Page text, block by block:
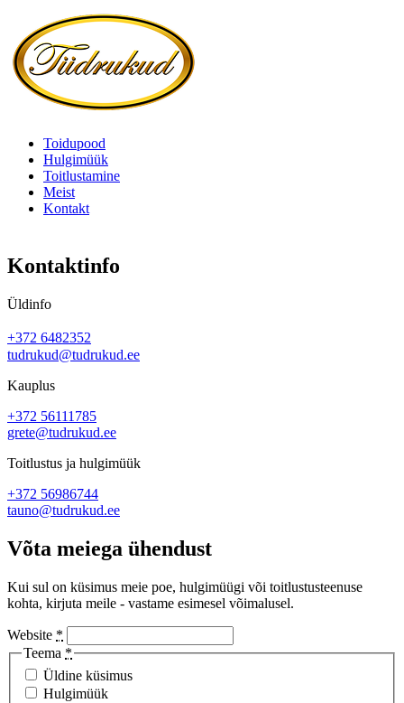
Toidupood
Hulgimüük
Toitlustamine
Meist
Kontakt
Kontaktinfo
Üldinfo
+372 6482352
tudrukud@tudrukud.ee
Kauplus
+372 56111785
grete@tudrukud.ee
Toitlustus ja hulgimüük
+372 56986744
tauno@tudrukud.ee
Võta meiega ühendust
Kui sul on küsimus meie poe, hulgimüügi või toitlustusteenuse
kohta, kirjuta meile - vastame esimesel võimalusel.
Website *
Teema *
Üldine küsimus
Hulgimüük